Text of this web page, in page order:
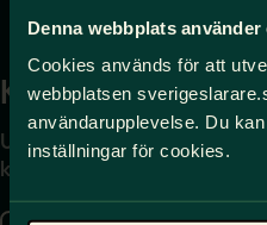
Denna webbplats använder
Cookies används för att
webbplatsen
användarupplevelse. Du
inställningar för cookies.
Kontakta
Uppgifter om hur du
kontaktar oss finns här.